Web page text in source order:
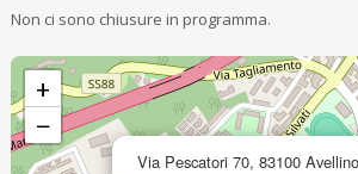
Non ci sono chiusure in programma.
Via Pescatori 70, 83100
+
−